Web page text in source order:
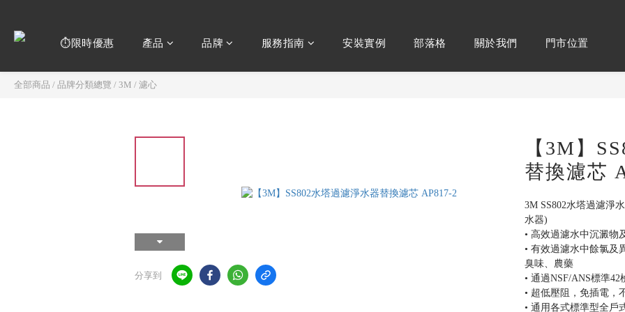
⏱️限時優惠 產品 品牌 服務指南 安裝實例 部落格 關於我們 門市位置
全部商品 / 品牌分類總覽 / 3M / 濾心
分享到
【3M】
替換濾芯
3M SS802水塔過濾淨
水器)
• 高效過濾水中沉澱物
• 有效過濾水中餘氯及
臭味、農藥
• 通過NSF/ANS標準42
• 超低壓阻，免插電，
• 通用各式標準型全戶